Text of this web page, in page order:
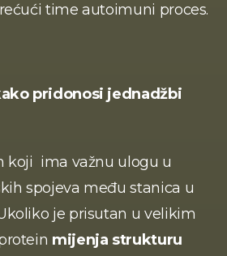
time autoimuni proces.
pridonosi jednadžbi
ima važnu ulogu u
spojeva među stanica u
je prisutan u velikim
mijenja strukturu